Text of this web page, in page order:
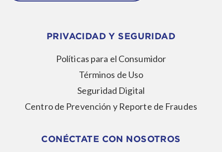
PRIVACIDAD Y SEGURIDAD
Políticas para el Consumidor
Términos de Uso
Seguridad Digital
Centro de Prevención y Reporte de Fraudes
CONÉCTATE CON NOSOTROS